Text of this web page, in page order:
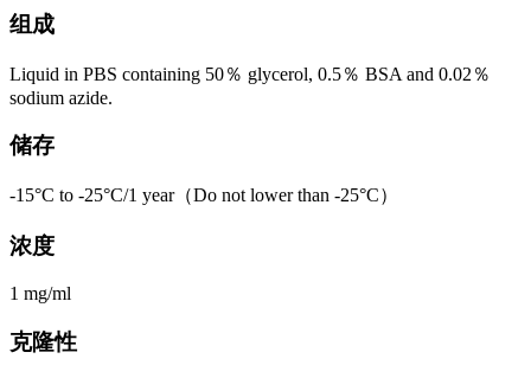
组成
Liquid in PBS containing 50％ glycerol, 0.5％ BSA and 0.02％
sodium azide.
储存
-15°C to -25°C/1 year（Do not lower than -25°C）
浓度
1 mg/ml
克隆性